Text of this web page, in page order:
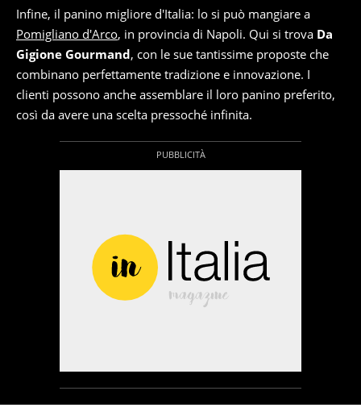
Infine, il panino migliore d'Italia: lo si può mangiare a
Pomigliano d'Arco, in provincia di Napoli. Qui si trova Da
Gigione Gourmand, con le sue tantissime proposte che
combinano perfettamente tradizione e innovazione. I
clienti possono anche assemblare il loro panino preferito,
così da avere una scelta pressoché infinita.